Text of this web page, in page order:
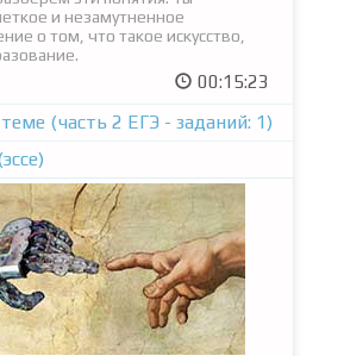
и незамутненное
о том, что такое искусство,
00:15:23
(часть 2 ЕГЭ - заданий: 1)